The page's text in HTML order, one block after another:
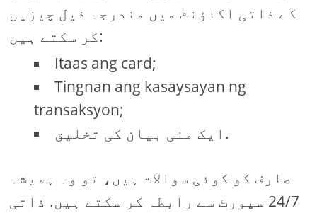
کے ذاتی اکاؤنٹ میں مندرجہ ذیل چیزیں
کر سکتے ہیں:
Itaas ang card;
Tingnan ang kasaysayan ng
transaksyon;
ایک منی بیان کی تخلیق.
صارف کو کوئی سوالات ہیں، تو وہ ہمیشہ
24/7 سپورٹ سے رابطہ کر سکتے ہیں. ذاتی